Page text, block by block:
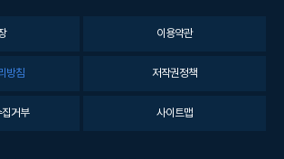
이용약관
방침 저작권정책
거부 사이트맵